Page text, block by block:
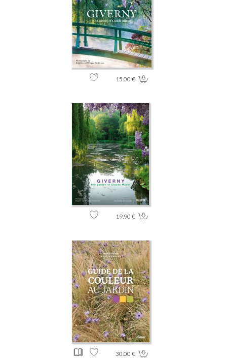
15.00 €
19.90 €
30.00 €